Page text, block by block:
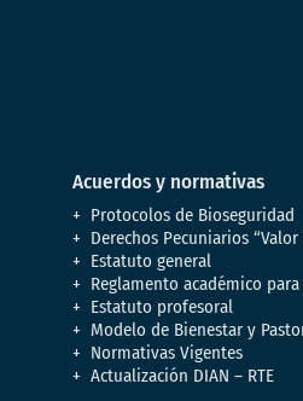
Acuerdos y normativas
Protocolos de Bioseguridad
Derechos Pecuniarios
Estatuto general
Reglamento académico
Estatuto profesoral
Modelo de Bienestar y
Normativas Vigentes
Actualización DIAN – RTE